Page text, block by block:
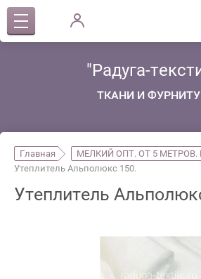
"Радуга-
ТКАНИ И
Главная
МЕЛКИЙ ОПТ. ОТ 5
Утеплитель Альполюкс 150.
Утеплитель